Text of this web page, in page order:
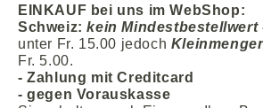
EINKAUF bei uns im WebShop:
Schweiz: kein Mindestbestellwert
unter Fr. 15.00 jedoch
Fr. 5.00.
- Zahlung mit Creditcard
-gegen Vorauskasse